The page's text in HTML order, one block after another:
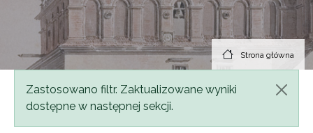
Strona główna
Komunikat
Zastosowano filtr. Zaktualizowane wyniki
dostępne w następnej sekcji.